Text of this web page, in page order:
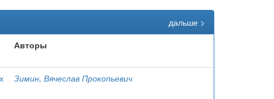
дальше >
Авторы
Зимин, Вячеслав Прокопьевич